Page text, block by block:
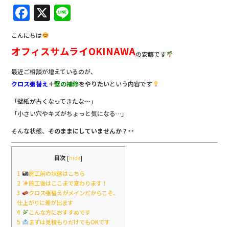
F
a
c
e
b
o
o
k
X
e
こんにちは
オフィスサムライOKINAWAの安藤です
最近ご相談が増えているのが、
クロス張替え＋壁の補修をやりたいという内容です
「壁紙が古くなってきたな〜」
「小さい穴やキズがちょっと気になる…」
そんな状態、 そのままにしていませんか？
目次 [hide]
1
施工前の状態はこちら
2
施工後はここまで変わります！
3
クロス張替えがメインだからこそ、
仕上がりに差が出ます
4
こんな方におすすめです
5
まずは見積もりだけでもOKです